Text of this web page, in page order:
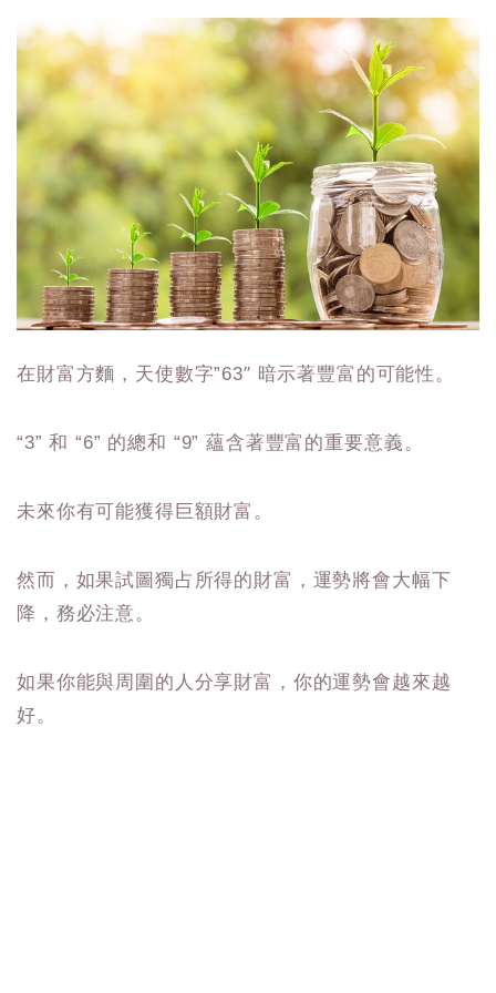
在財富方麵，天使數字”63″ 暗示著豐富的可能性。
“3” 和 “6” 的總和 “9” 蘊含著豐富的重要意義。
未來你有可能獲得巨額財富。
然而，如果試圖獨占所得的財富，運勢將會大幅下
降，務必注意。
如果你能與周圍的人分享財富，你的運勢會越來越
好。